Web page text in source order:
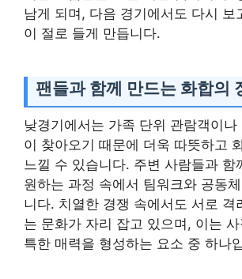
남게 되며, 다음 경기에서도 다시 보
이 절로 들게 만듭니다.
팬들과 함께 만드는 화합의
낮경기에서는 가족 단위 관람객이
이 찾아오기 때문에 더욱 따뜻하고
느낄 수 있습니다. 주변 사람들과 함
원하는 과정 속에서 팀워크와 공동
니다. 치열한 경쟁 속에서도 서로 격
는 문화가 자리 잡고 있으며, 이는
특한 매력을 형성하는 요소 중 하나